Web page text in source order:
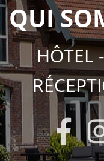
QUI
HÔTEL